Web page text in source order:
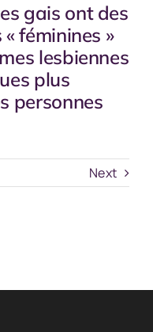
gais ont des
féminines »
lesbiennes
plus
personnes
Next